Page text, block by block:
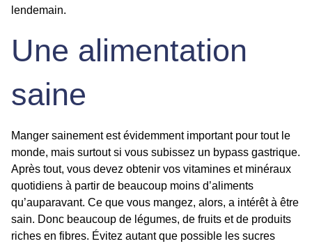
lendemain.
Une alimentation
saine
Manger sainement est évidemment important pour tout le
monde, mais surtout si vous subissez un bypass gastrique.
Après tout, vous devez obtenir vos vitamines et minéraux
quotidiens à partir de beaucoup moins d’aliments
qu’auparavant. Ce que vous mangez, alors, a intérêt à être
sain. Donc beaucoup de légumes, de fruits et de produits
riches en fibres. Évitez autant que possible les sucres